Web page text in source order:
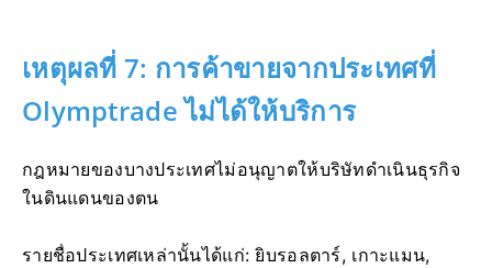
เหตุผลที่ 7: การค้าขายจากประเทศที่
Olymptrade ไม่ได้ให้บริการ
กฎหมายของบางประเทศไม่อนุญาตให้บริษัทดำเนินธุรกิจ
ในดินแดนของตน
รายชื่อประเทศเหล่านั้นได้แก่: ยิบรอลตาร์, เกาะแมน,